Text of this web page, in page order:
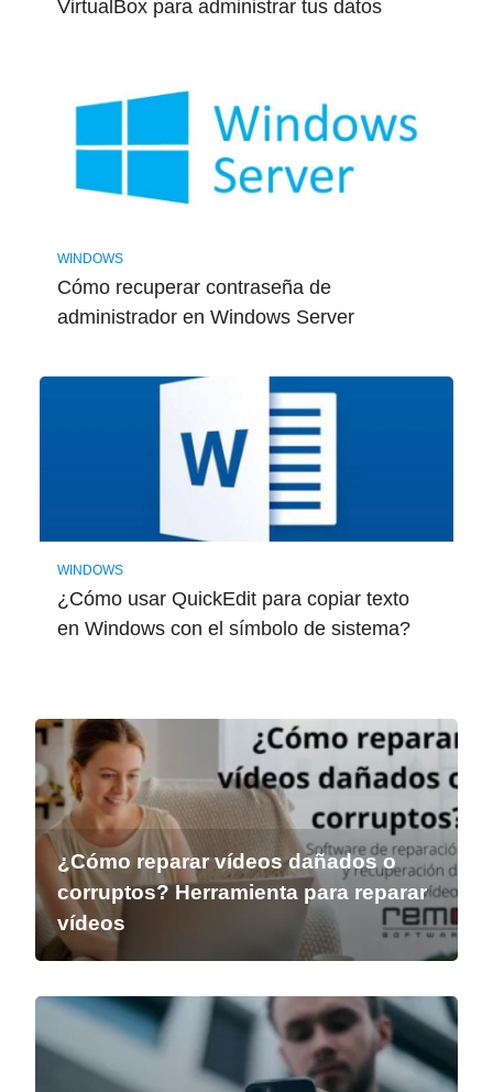
VirtualBox para administrar tus datos
WINDOWS
Cómo recuperar contraseña de
administrador en Windows Server
WINDOWS
¿Cómo usar QuickEdit para copiar texto
en Windows con el símbolo de sistema?
¿Cómo reparar vídeos dañados o
corruptos? Herramienta para reparar
vídeos